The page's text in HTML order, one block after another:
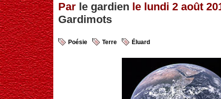
Par le gardien le lundi 2 août
Gardimots
Poésie Terre Éluard